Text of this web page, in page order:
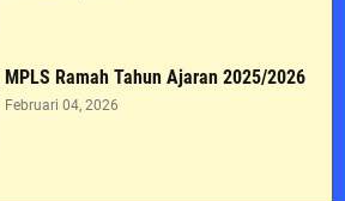
MPLS Ramah Tahun Ajaran 2025/2026
Februari 04, 2026